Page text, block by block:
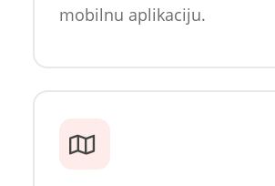
mobilnu aplikaciju.